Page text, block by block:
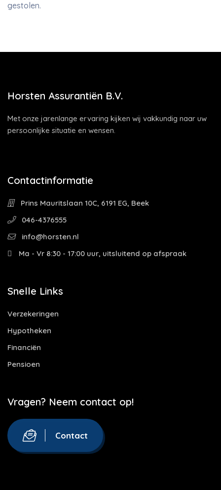
gestolen.
Horsten Assurantiën B.V.
Met onze jarenlange ervaring kijken wij vakkundig naar uw
persoonlijke situatie en wensen.
Contactinformatie
Prins Mauritslaan 10C, 6191 EG, Beek
046-4376555
info@horsten.nl
Ma - Vr 8:30 - 17:00 uur, uitsluitend op afspraak
Snelle Links
Verzekeringen
Hypotheken
Financiën
Pensioen
Vragen? Neem contact op!
Contact